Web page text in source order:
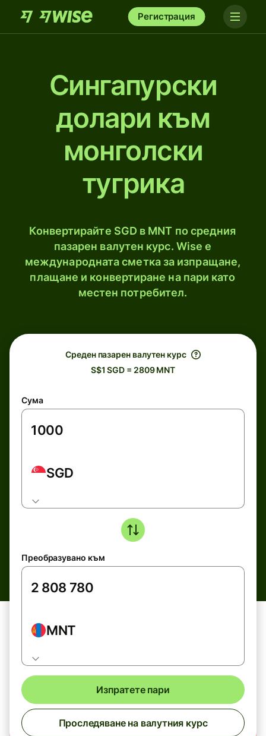
Регистрация
Сингапурски
долари към
монголски
тугрика
Конвертирайте SGD в MNT по средния
пазарен валутен курс. Wise е
международната сметка за изпращане,
плащане и конвертиране на пари като
местен потребител.
Среден пазарен валутен курс
S$1 SGD = 2809 MNT
Сума
SGD
Преобразувано към
MNT
Изпратете пари
Проследяване на валутния курс